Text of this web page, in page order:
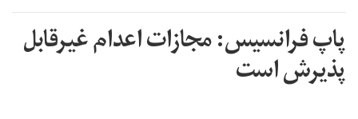
پاپ فرانسیس: مجازات اعدام غیرقابل
پذیرش است